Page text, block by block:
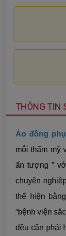
THÔNG TIN
Áo đồng
mỗi thẩm mỹ
ấn tượng ”
chuyên
thể hiện
“bệnh viện
đều cần phải